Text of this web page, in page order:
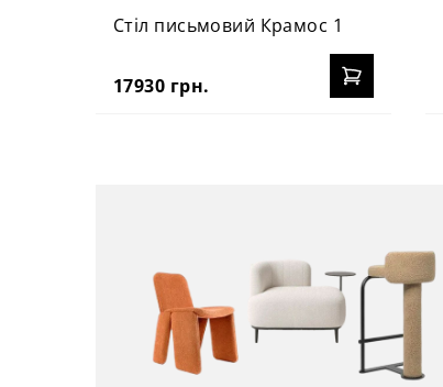
Стіл письмовий Крамос 1
17930 грн.